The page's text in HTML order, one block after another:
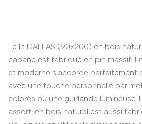
Le lit DALLAS (90x200) en bois
cabane est fabriqué en pin massif.
et moderne s'accorde parfaitement
avec une touche personnelle par
colorés ou une guirlande lumineuse.
assorti en bois naturel est aussi